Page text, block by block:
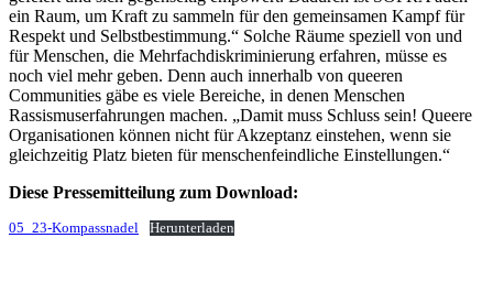
ein Raum, um Kraft zu sammeln für den gemeinsamen Kampf für
Respekt und Selbstbestimmung.“ Solche Räume speziell von und
für Menschen, die Mehrfachdiskriminierung erfahren, müsse es
noch viel mehr geben. Denn auch innerhalb von queeren
Communities gäbe es viele Bereiche, in denen Menschen
Rassismuserfahrungen machen. „Damit muss Schluss sein! Queere
Organisationen können nicht für Akzeptanz einstehen, wenn sie
gleichzeitig Platz bieten für menschenfeindliche Einstellungen.“
Diese Pressemitteilung zum Download:
05_23-Kompassnadel Herunterladen